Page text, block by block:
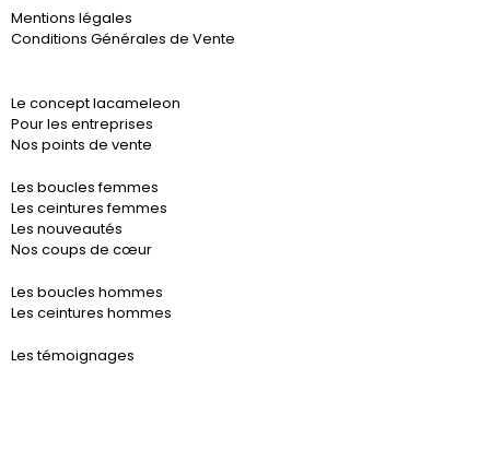
Mentions légales
Conditions Générales de Vente
Le concept lacameleon
Pour les entreprises
Nos points de vente
Les boucles femmes
Les ceintures femmes
Les nouveautés
Nos coups de cœur
Les boucles hommes
Les ceintures hommes
Les témoignages